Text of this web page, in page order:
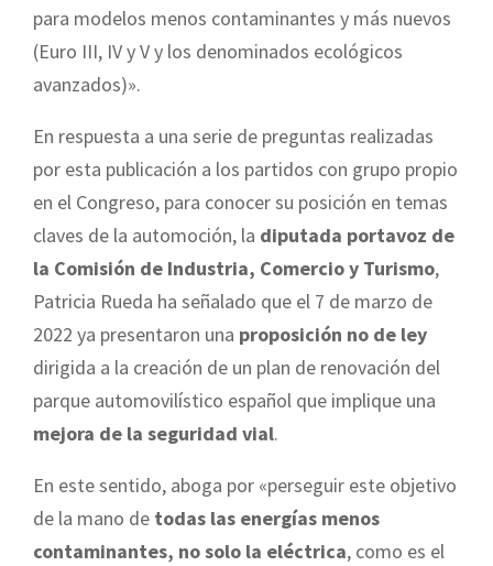
para modelos menos contaminantes y más nuevos
(Euro III, IV y V y los denominados ecológicos
avanzados)».
En respuesta a una serie de preguntas realizadas
por esta publicación a los partidos con grupo propio
en el Congreso, para conocer su posición en temas
claves de la automoción, la diputada portavoz de
la Comisión de Industria, Comercio y Turismo,
Patricia Rueda ha señalado que el 7 de marzo de
2022 ya presentaron una proposición no de ley
dirigida a la creación de un plan de renovación del
parque automovilístico español que implique una
mejora de la seguridad vial.
En este sentido, aboga por «perseguir este objetivo
de la mano de todas las energías menos
contaminantes, no solo la eléctrica, como es el